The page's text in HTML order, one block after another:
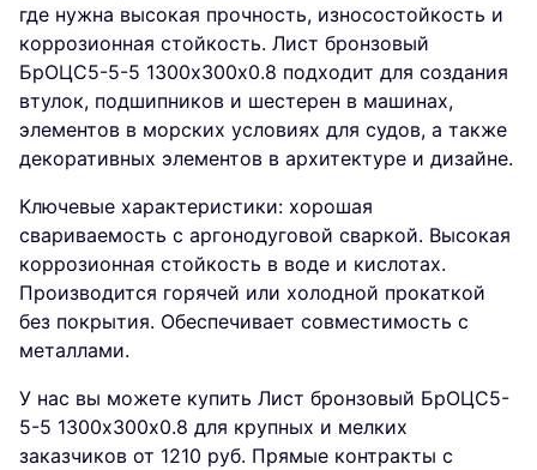
где нужна высокая прочность, износостойкость и
коррозионная стойкость. Лист бронзовый
БрОЦС5-5-5 1300х300х0.8 подходит для создания
втулок, подшипников и шестерен в машинах,
элементов в морских условиях для судов, а также
декоративных элементов в архитектуре и дизайне.
Ключевые характеристики: хорошая
свариваемость с аргонодуговой сваркой. Высокая
коррозионная стойкость в воде и кислотах.
Производится горячей или холодной прокаткой
без покрытия. Обеспечивает совместимость с
металлами.
У нас вы можете купить Лист бронзовый БрОЦС5-
5-5 1300х300х0.8 для крупных и мелких
заказчиков от 1210 руб. Прямые контракты с